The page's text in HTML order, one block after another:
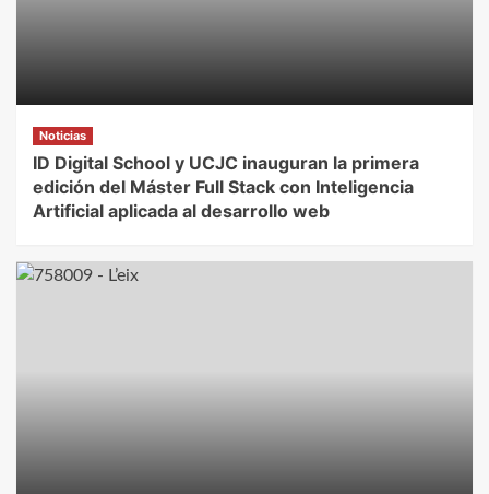
Noticias
ID Digital School y UCJC inauguran la primera
edición del Máster Full Stack con Inteligencia
Artificial aplicada al desarrollo web